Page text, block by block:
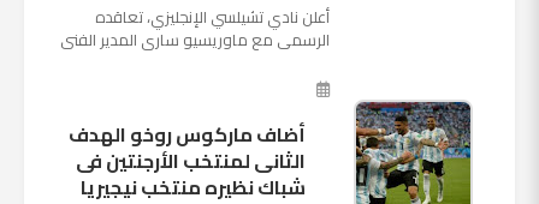
أعلن نادي تشيلسي الإنجليزي، تعاقده
الرسمي مع ماوريسيو ساري المدير الفني
المقبل وخلافة أنطونيو كو...
أضاف ماركوس روخو الهدف
الثانى لمنتخب الأرجنتين فى
شباك نظيره منتخب نيجيريا